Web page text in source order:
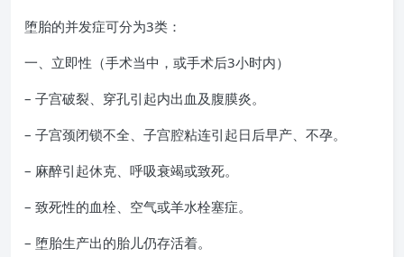
堕胎的并发症可分为3类：
一、立即性（手术当中，或手术后3小时内）
– 子宫破裂、穿孔引起内出血及腹膜炎。
– 子宫颈闭锁不全、子宫腔粘连引起日后早产、不孕。
– 麻醉引起休克、呼吸衰竭或致死。
– 致死性的血栓、空气或羊水栓塞症。
– 堕胎生产出的胎儿仍存活着。